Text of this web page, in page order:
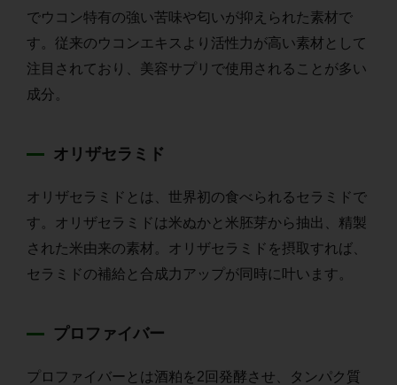
でウコン特有の強い苦味や匂いが抑えられた素材で
す。従来のウコンエキスより活性力が高い素材として
注目されており、美容サプリで使用されることが多い
成分。
オリザセラミド
オリザセラミドとは、世界初の食べられるセラミドで
す。オリザセラミドは米ぬかと米胚芽から抽出、精製
された米由来の素材。オリザセラミドを摂取すれば、
セラミドの補給と合成力アップが同時に叶います。
プロファイバー
プロファイバーとは酒粕を2回発酵させ、タンパク質